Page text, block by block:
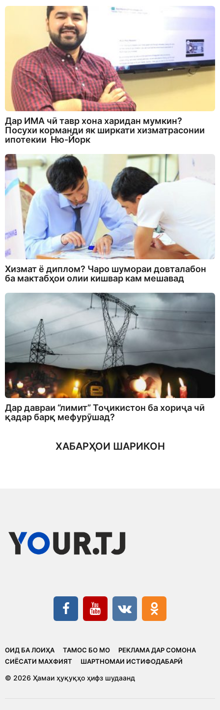
Дар ИМА чӣ тавр хона харидан мумкин?
Посухи корманди як ширкати хизматрасонии
ипотекии Ню-Йорк
Хизмат ё диплом? Чаро шумораи довталабон
ба мактабҳои олии кишвар кам мешавад
Дар давраи “лимит” Тоҷикистон ба хориҷа чӣ
қадар барқ мефурӯшад?
ХАБАРҲОИ ШАРИКОН
ОИД БА ЛОИҲА ТАМОС БО МО
РЕКЛАМА ДАР СОМОНА
CИЁСАТИ МАХФИЯТ
ШАРТНОМАИ ИСТИФОДАБАРӢ
© 2026 Ҳамаи ҳуқуқҳо ҳифз шудаанд